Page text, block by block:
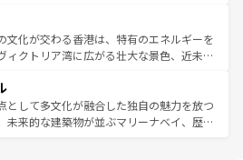
バインミー、ベトナムコーヒーなどは、ぜ
たい。どの地域を訪れてもあたたかい人々
てくれるので、きっと忘れられない旅にな
ている。北部ではチェンマイなどの山岳地
合い、南部ではプーケットやクラビの美し
ート気分を楽しむことができる。タイ料理
一年中温暖で、どの季節にも異なる楽しみ
親しみやすいタイの人々、仏教を中心とし
多様な観光資源が、訪れる旅人を魅了し続
文化が交わる香港は、特有のエネルギーを
ィクトリア湾に広がる壮大な景色、近未来
ても感動するはず。観光スポットが密集し
く見どころを回れるのも魅力。息をのむよ
化的な体験まで、香港を存分に楽しみ尽く
として多文化が融合した独自の魅力を放つ
未来的な建築物が並ぶマリーナベイ、歴史